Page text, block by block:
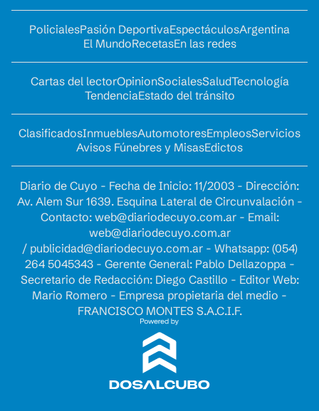
PolicialesPasión DeportivaEspectáculosArgentina
El MundoRecetasEn las redes
Cartas del lectorOpinionSocialesSaludTecnología
TendenciaEstado del tránsito
ClasificadosInmueblesAutomotoresEmpleosServicios
Avisos Fúnebres y MisasEdictos
Diario de Cuyo - Fecha de Inicio: 11/2003 - Dirección:
Av. Alem Sur 1639. Esquina Lateral de Circunvalación -
Contacto: web@diariodecuyo.com.ar- Email:
web@diariodecuyo.com.ar
/ publicidad@diariodecuyo.com.ar- Whatsapp: (054)
264 5045343 - Gerente General: Pablo Dellazoppa -
Secretario de Redacción: Diego Castillo - Editor Web:
Mario Romero - Empresa propietaria del medio -
FRANCISCO MONTES S.A.C.I.F.